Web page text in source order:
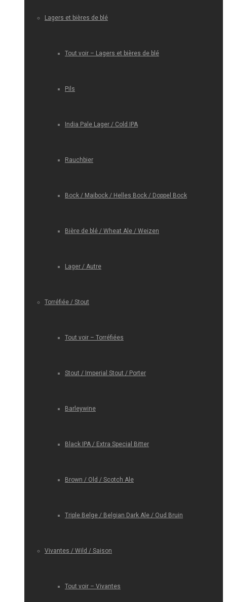
Lagers et bières de blé
Tout voir – Lagers et bières de blé
Pils
India Pale Lager / Cold IPA
Rauchbier
Bock / Maibock / Helles Bock / Doppel Bock
Bière de blé / Wheat Ale / Weizen
Lager / Autre
Torréfiée / Stout
Tout voir – Torréfiées
Stout / Imperial Stout / Porter
Barleywine
Black IPA / Extra Special Bitter
Brown / Old / Scotch Ale
Triple Belge / Belgian Dark Ale / Oud Bruin
Vivantes / Wild / Saison
Tout voir – Vivantes